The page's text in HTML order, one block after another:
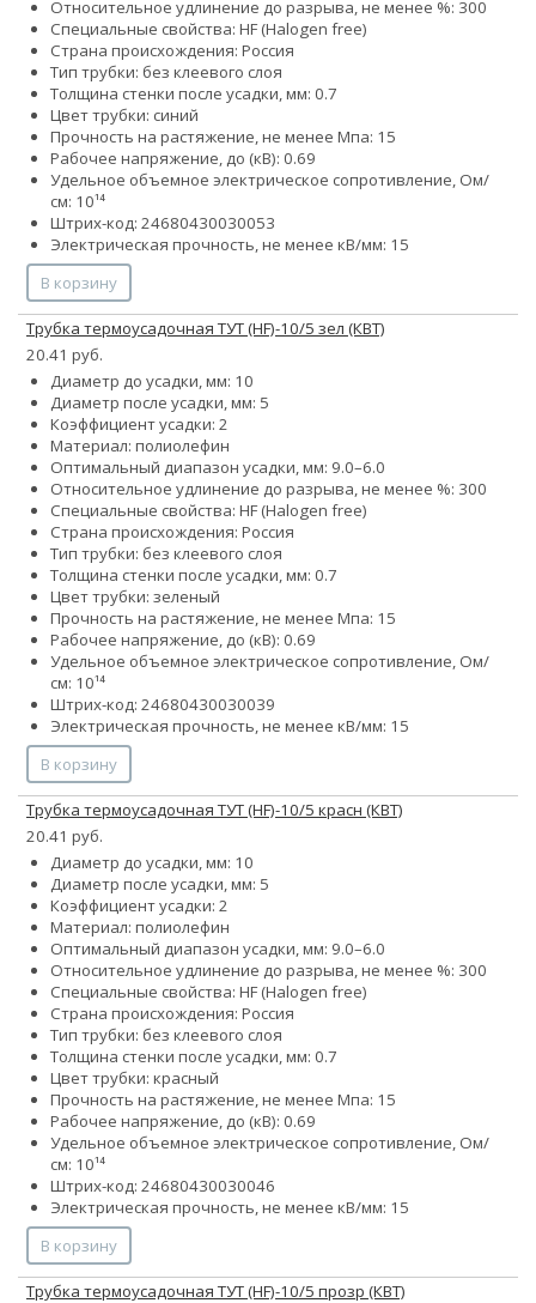
Относительное удлинение до разрыва, не менее %: 300
Специальные свойства: HF (Halogen free)
Страна происхождения: Россия
Тип трубки: без клеевого слоя
Толщина стенки после усадки, мм: 0.7
Цвет трубки: синий
Прочность на растяжение, не менее Мпа: 15
Рабочее напряжение, до (кВ): 0.69
Удельное объемное электрическое сопротивление, Ом/
см: 10¹⁴
Штрих-код: 24680430030053
Электрическая прочность, не менее кВ/мм: 15
В корзину
Трубка термоусадочная ТУТ (HF)-10/5 зел (КВТ)
20.41 руб.
Диаметр до усадки, мм: 10
Диаметр после усадки, мм: 5
Коэффициент усадки: 2
Материал: полиолефин
Оптимальный диапазон усадки, мм: 9.0–6.0
Относительное удлинение до разрыва, не менее %: 300
Специальные свойства: HF (Halogen free)
Страна происхождения: Россия
Тип трубки: без клеевого слоя
Толщина стенки после усадки, мм: 0.7
Цвет трубки: зеленый
Прочность на растяжение, не менее Мпа: 15
Рабочее напряжение, до (кВ): 0.69
Удельное объемное электрическое сопротивление, Ом/
см: 10¹⁴
Штрих-код: 24680430030039
Электрическая прочность, не менее кВ/мм: 15
В корзину
Трубка термоусадочная ТУТ (HF)-10/5 красн (КВТ)
20.41 руб.
Диаметр до усадки, мм: 10
Диаметр после усадки, мм: 5
Коэффициент усадки: 2
Материал: полиолефин
Оптимальный диапазон усадки, мм: 9.0–6.0
Относительное удлинение до разрыва, не менее %: 300
Специальные свойства: HF (Halogen free)
Страна происхождения: Россия
Тип трубки: без клеевого слоя
Толщина стенки после усадки, мм: 0.7
Цвет трубки: красный
Прочность на растяжение, не менее Мпа: 15
Рабочее напряжение, до (кВ): 0.69
Удельное объемное электрическое сопротивление, Ом/
см: 10¹⁴
Штрих-код: 24680430030046
Электрическая прочность, не менее кВ/мм: 15
В корзину
Трубка термоусадочная ТУТ (HF)-10/5 прозр (КВТ)